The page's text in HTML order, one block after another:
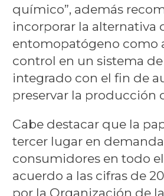
químico”, además
incorporar la alternativa
entomopatógeno como
control en un sistema
integrado con el fin de
preservar la producción
Cabe destacar que la
tercer lugar en
consumidores en todo
acuerdo a las cifras de
por la Organización de